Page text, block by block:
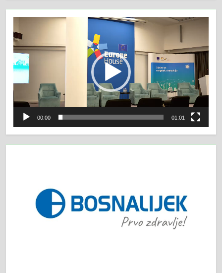
Player
00:00 01:01